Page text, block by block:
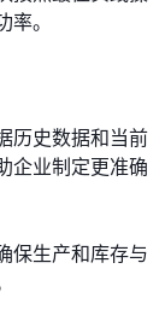
。
历史数据和当前
企业制定更准确
保生产和库存与